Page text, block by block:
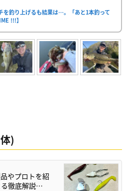
を釣り上げるも結果は…。「あと1本釣って
!!!】
)
やプロトを紹
る徹底解説…